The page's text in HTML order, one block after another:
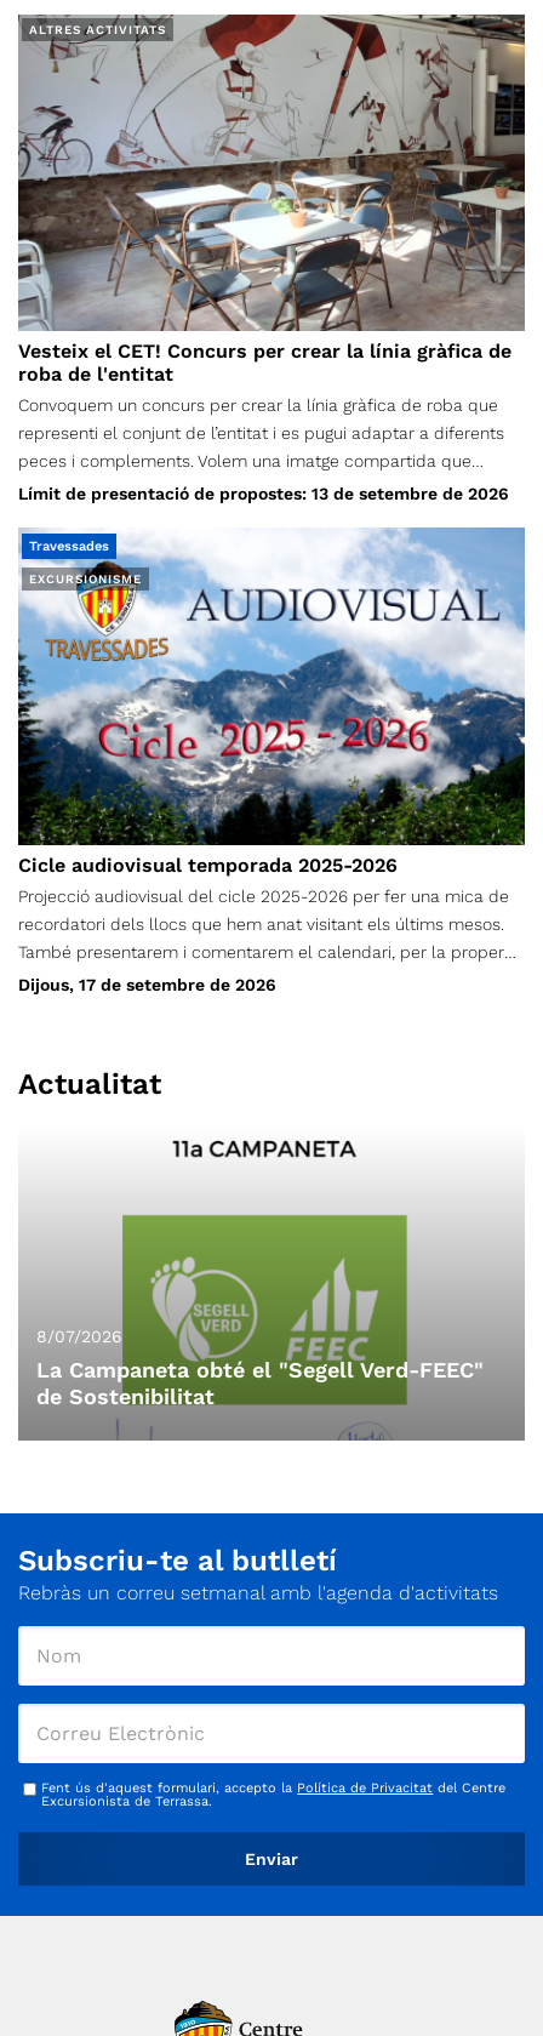
ALTRES ACTIVITATS
Vesteix el CET! Concurs per crear la línia gràfica de
roba de l'entitat
Convoquem un concurs per crear la línia gràfica de roba que
representi el conjunt de l’entitat i es pugui adaptar a diferents
peces i complements. Volem una imatge compartida que
puguem portar persones de totes les edats, seccions i vocalies;
que ens identifiqui, permeti reconèixer d’on som i ens
acompanyi tant a la muntanya com en el nostre dia a dia. Tens
una idea que pugui representar tot el CET? Presenta-la i
ajuda’ns a crear una nova identitat sobre el terreny.
Límit de presentació de propostes: 13 de setembre de 2026
EXCURSIONISME
Travessades
Cicle audiovisual temporada 2025-2026
Projecció audiovisual del cicle 2025-2026 per fer una mica de
recordatori dels llocs que hem anat visitant els últims mesos.
També presentarem i comentarem el calendari, per la propera
temporada. Esteu tots/es convidats/convidades. Els
Dijous, 17 de setembre de 2026
Actualitat
8/07/2026
La Campaneta obté el "Segell Verd-FEEC"
de Sostenibilitat
Subscriu-te al butlletí
Rebràs un correu setmanal amb l'agenda d'activitats
Fent ús d'aquest formulari, accepto la Política de Privacitat del Centre
Excursionista de Terrassa.